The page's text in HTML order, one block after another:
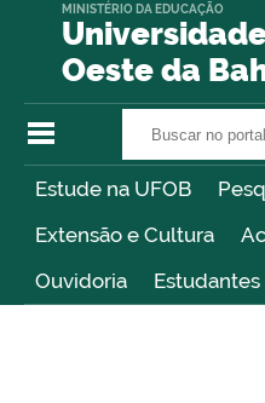
Oeste da
MINISTÉRIO DA EDUCAÇÃO
Estude na UFOB
Extensão e Cultura
Ouvidoria
Estudantes